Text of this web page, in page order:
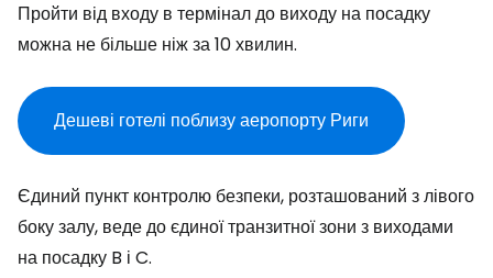
Пройти від входу в термінал до виходу на посадку
можна не більше ніж за 10 хвилин.
Дешеві готелі поблизу аеропорту Риги
Єдиний пункт контролю безпеки, розташований з лівого
боку залу, веде до єдиної транзитної зони з виходами
на посадку B і C.